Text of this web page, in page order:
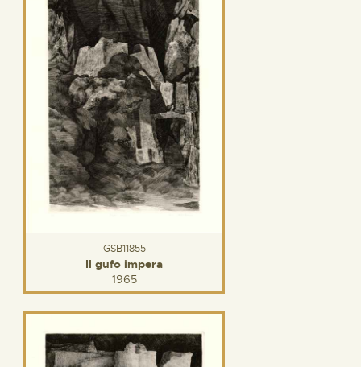
GSB11855
Il gufo impera
1965